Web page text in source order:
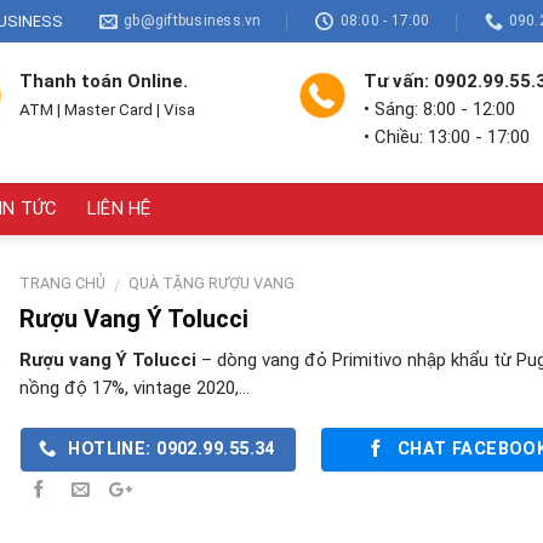
gb@giftbusiness.vn 08:00 - 17:00
Thanh toán Online.
ATM | Master Card | Visa
Tư vấn:
• Sáng: 8:00 - 12:00
• Chiều: 13:00 - 17:00
TỨC LIÊN HỆ
TRANG CHỦ / QUÀ TẶNG RƯỢU VANG
Rượu Vang Ý Tolucci
Rượu vang Ý Tolucci – dòng vang đỏ Primitivo nhập khẩu từ
nồng độ 17%, vintage 2020,…
HOTLINE: 0902.99.55.34 CHAT